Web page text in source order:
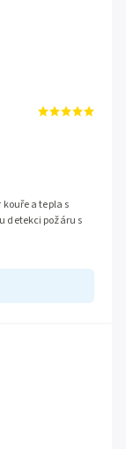
a tepla s
detekci požáru s